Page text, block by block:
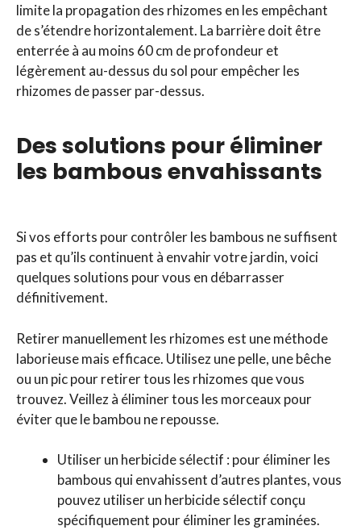
limite la propagation des rhizomes en les empêchant
de s’étendre horizontalement. La barrière doit être
enterrée à au moins 60 cm de profondeur et
légèrement au-dessus du sol pour empêcher les
rhizomes de passer par-dessus.
Des solutions pour éliminer
les bambous envahissants
Si vos efforts pour contrôler les bambous ne suffisent
pas et qu’ils continuent à envahir votre jardin, voici
quelques solutions pour vous en débarrasser
définitivement.
Retirer manuellement les rhizomes est une méthode
laborieuse mais efficace. Utilisez une pelle, une bêche
ou un pic pour retirer tous les rhizomes que vous
trouvez. Veillez à éliminer tous les morceaux pour
éviter que le bambou ne repousse.
Utiliser un herbicide sélectif : pour éliminer les
bambous qui envahissent d’autres plantes, vous
pouvez utiliser un herbicide sélectif conçu
spécifiquement pour éliminer les graminées.